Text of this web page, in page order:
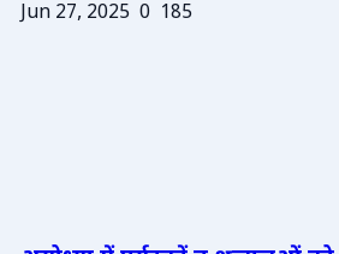
Jun 27, 2025 0 185